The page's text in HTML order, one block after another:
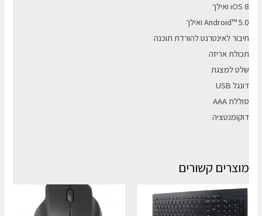
iOS 8 ואילך
Android™ 5.0 ואילך
חיבור לאינטרנט להורדת תוכנה
תכולת אריזה
שלט למצגת
דונגל USB
סוללת AAA
דוקומנטציה
מוצרים קשורים